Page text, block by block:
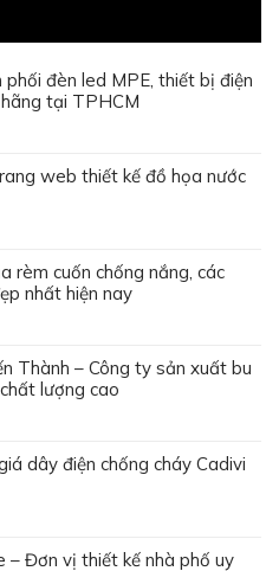
đèn led MPE, thiết bị điện
tại TPHCM
web thiết kế đồ họa nước
rèm cuốn chống nắng, các
nhất hiện nay
Thành – Công ty sản xuất bu
lượng cao
dây điện chống cháy Cadivi
– Đơn vị thiết kế nhà phố uy